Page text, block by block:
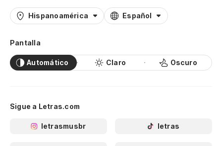
Hispanoamérica Español
Pantalla
Automático Claro Oscuro
Sigue a Letras.com
letrasmusbr letras